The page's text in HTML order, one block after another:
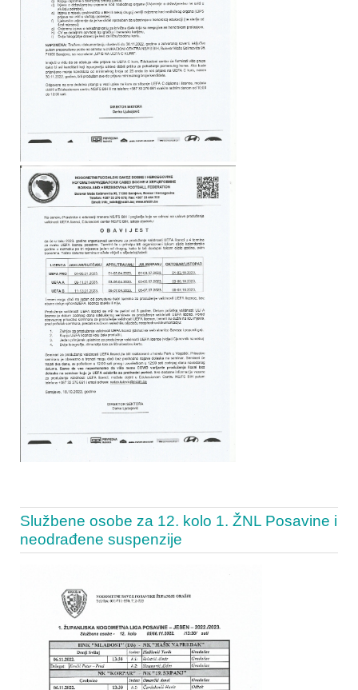
Službene osobe za 12. kolo 1. ŽNL Posavine i
neodrađene suspenzije